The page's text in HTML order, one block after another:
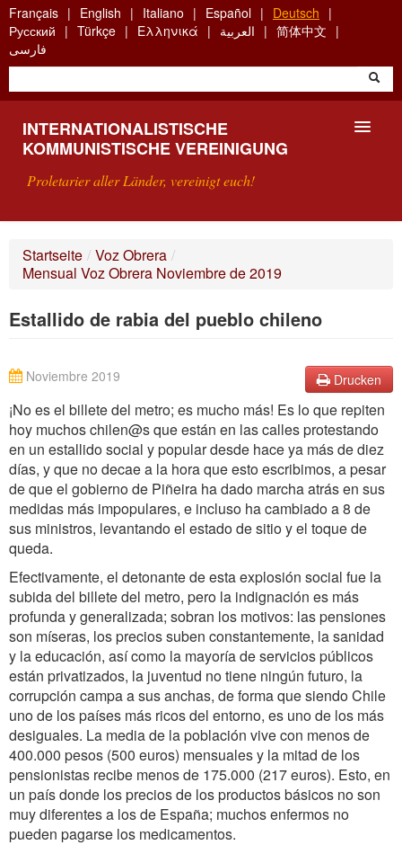
Skip
to
main
content
Français English Italiano Español
Deutsch
Русский
Türkçe Ελληνικά العربية
简体中文
فارسی
INTERNATIONALISTISCHE
KOMMUNISTISCHE VEREINIGUNG
Proletarier aller Länder, vereinigt euch!
WAS IST DIE IKV?
SUCHE
Startseite / Voz Obrera /
Mensual Voz Obrera Noviembre de 2019
Estallido de rabia del pueblo chileno
Drucken
Noviembre 2019
¡No es el billete del metro; es mucho más! Es lo que repiten
hoy muchos chilen@s que están en las calles protestando
en un estallido social y popular desde hace ya más de diez
días, y que no decae a la hora que esto escribimos, a pesar
de que el gobierno de Piñeira ha dado marcha atrás en sus
medidas más impopulares, e incluso ha cambiado a 8 de
sus ministros, levantando el estado de sitio y el toque de
queda.
Efectivamente, el detonante de esta explosión social fue la
subida del billete del metro, pero la indignación es más
profunda y generalizada; sobran los motivos: las pensiones
son míseras, los precios suben constantemente, la sanidad
y la educación, así como la mayoría de servicios públicos
están privatizados, la juventud no tiene ningún futuro, la
corrupción campa a sus anchas, de forma que siendo Chile
uno de los países más ricos del entorno, es uno de los más
desiguales. La media de la población vive con menos de
400.000 pesos (500 euros) mensuales y la mitad de los
pensionistas recibe menos de 175.000 (217 euros). Esto, en
un país donde los precios de los productos básicos no son
muy diferentes a los de España; muchos enfermos no
pueden pagarse los medicamentos.